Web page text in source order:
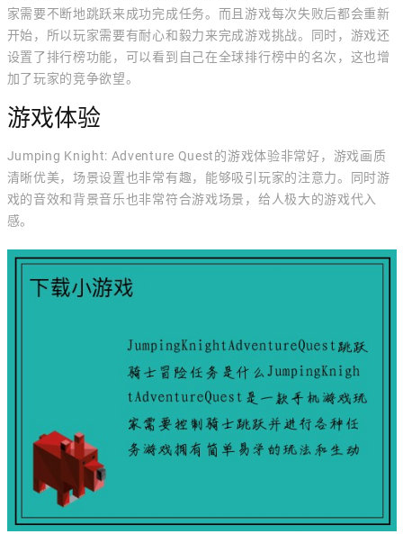
家需要不断地跳跃来成功完成任务。而且游戏每次失败后都会重新
开始，所以玩家需要有耐心和毅力来完成游戏挑战。同时，游戏还
设置了排行榜功能，可以看到自己在全球排行榜中的名次，这也增
加了玩家的竞争欲望。
游戏体验
Jumping Knight: Adventure Quest的游戏体验非常好，游戏画质
清晰优美，场景设置也非常有趣，能够吸引玩家的注意力。同时游
戏的音效和背景音乐也非常符合游戏场景，给人极大的游戏代入
感。